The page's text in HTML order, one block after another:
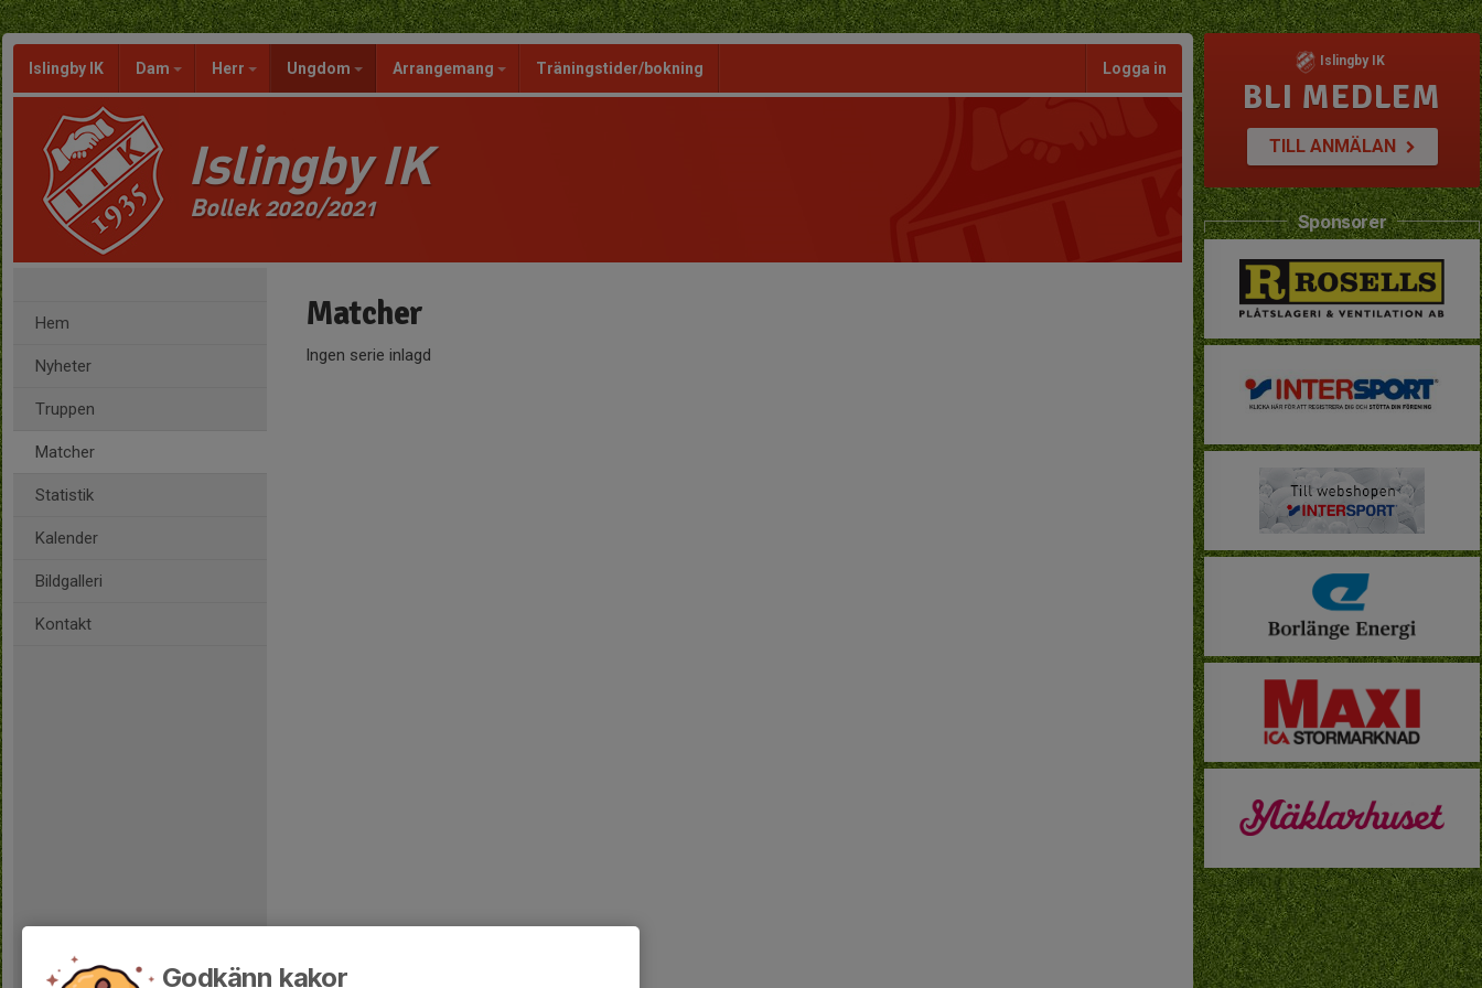
Islingby IK Dam Herr Ungdom Arrangemang Träningstider/bokning Logga in
Islingby IK
Bollek 2020/2021
Hem
Nyheter
Truppen
Matcher
Statistik
Kalender
Bildgalleri
Kontakt
Matcher
Ingen serie inlagd
Islingby IK
BLI MEDLEM
TILL ANMÄLAN
Sponsorer
Godkänn kakor